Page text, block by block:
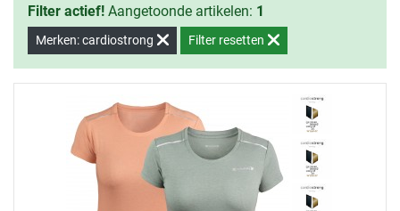
Filter actief! Aangetoonde artikelen: 1
Merken: cardiostrong Filter resetten